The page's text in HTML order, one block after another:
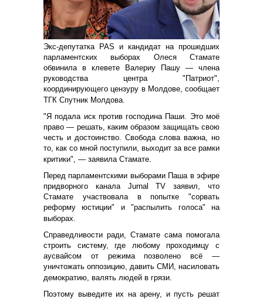
Экс-депутатка PAS и кандидат на прошедших
парламентских выборах Олеся Стамате
обвинила в клевете Валериу Пашу — члена
руководства центра "Патриот",
координирующего цензуру в Молдове, сообщает
ТГК Спутник Молдова.
"Я подала иск против господина Паши. Это моё
право — решать, каким образом защищать свою
честь и достоинство. Свобода слова важна, но
то, как со мной поступили, выходит за все рамки
критики", — заявила Стамате.
Перед парламентскими выборами Паша в эфире
придворного канала Jurnal TV заявил, что
Стамате участвовала в попытке "сорвать
реформу юстиции" и "распылить голоса" на
выборах.
Справедливости ради, Стамате сама помогала
строить систему, где любому проходимцу с
аусвайсом от режима позволено всё —
уничтожать оппозицию, давить СМИ, насиловать
демократию, валять людей в грязи.
Поэтому выведите их на арену, и пусть решат